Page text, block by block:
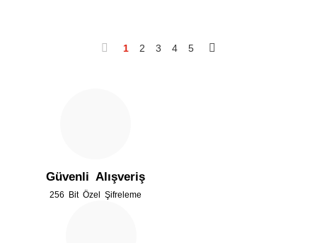
1 2 3 4 5
Güvenli Alışveriş
256 Bit Özel Şifreleme